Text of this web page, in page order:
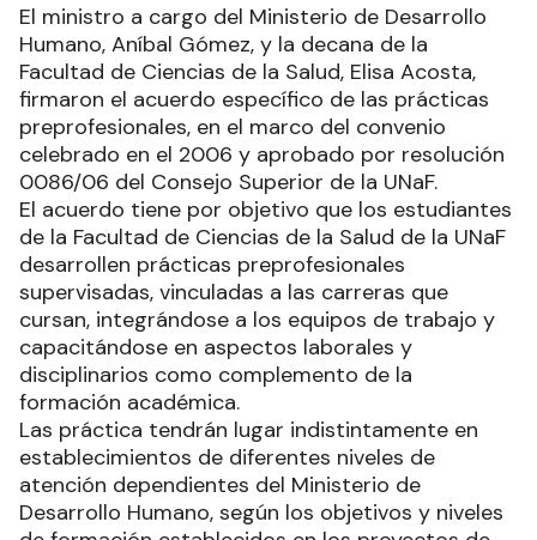
El ministro a cargo del Ministerio de Desarrollo
Humano, Aníbal Gómez, y la decana de la
Facultad de Ciencias de la Salud, Elisa Acosta,
firmaron el acuerdo específico de las prácticas
preprofesionales, en el marco del convenio
celebrado en el 2006 y aprobado por resolución
0086/06 del Consejo Superior de la UNaF.
El acuerdo tiene por objetivo que los estudiantes
de la Facultad de Ciencias de la Salud de la UNaF
desarrollen prácticas preprofesionales
supervisadas, vinculadas a las carreras que
cursan, integrándose a los equipos de trabajo y
capacitándose en aspectos laborales y
disciplinarios como complemento de la
formación académica.
Las práctica tendrán lugar indistintamente en
establecimientos de diferentes niveles de
atención dependientes del Ministerio de
Desarrollo Humano, según los objetivos y niveles